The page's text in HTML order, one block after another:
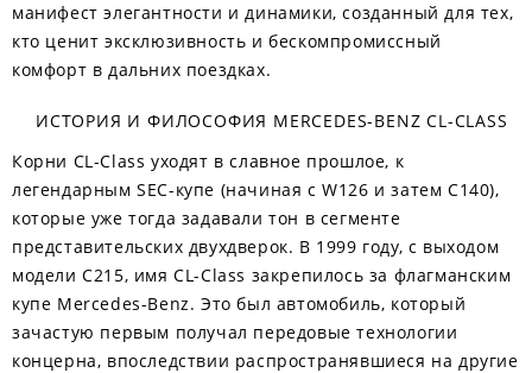
манифест элегантности и динамики, созданный для тех,
кто ценит эксклюзивность и бескомпромиссный
комфорт в дальних поездках.
ИСТОРИЯ И ФИЛОСОФИЯ MERCEDES-BENZ CL-CLASS
Корни CL-Class уходят в славное прошлое, к
легендарным SEC-купе (начиная с W126 и затем C140),
которые уже тогда задавали тон в сегменте
представительских двухдверок. В 1999 году, с выходом
модели C215, имя CL-Class закрепилось за флагманским
купе Mercedes-Benz. Это был автомобиль, который
зачастую первым получал передовые технологии
концерна, впоследствии распространявшиеся на другие